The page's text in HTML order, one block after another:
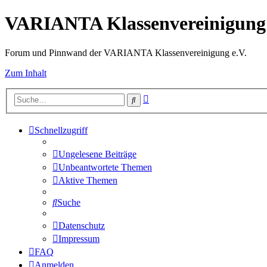
VARIANTA Klassenvereinigung
Forum und Pinnwand der VARIANTA Klassenvereinigung e.V.
Zum Inhalt
Suche
Schnellzugriff
Ungelesene Beiträge
Unbeantwortete Themen
Aktive Themen
Suche
Datenschutz
Impressum
FAQ